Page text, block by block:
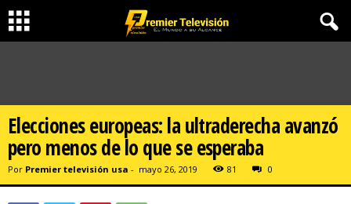
Elecciones europeas: la ultraderecha avanzó
pero menos de lo que se esperaba
Por Premier televisión usa - mayo 26, 2019 81 0